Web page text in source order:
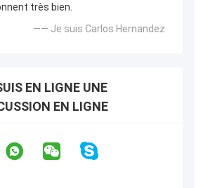
très bien.
—— Je suis Carlos Hernandez
EN LIGNE UNE
EN LIGNE